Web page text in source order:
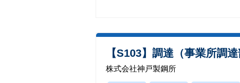
【S103】調達（事業所調
株式会社神戸製鋼所